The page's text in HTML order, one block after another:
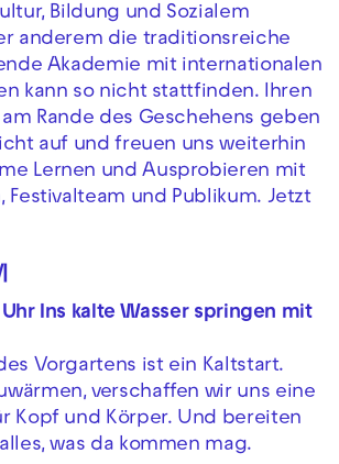
Bildung und Sozialem
anderem die traditionsreiche
Akademie mit internationalen
kann so nicht stattfinden. Ihren
Rande des Geschehens geben
auf und freuen uns weiterhin
Lernen und Ausprobieren mit
Festivalteam und Publikum. Jetzt
Uhr Ins kalte Wasser springen mit
Vorgartens ist ein Kaltstart.
verschaffen wir uns eine
Kopf und Körper. Und bereiten
was da kommen mag.